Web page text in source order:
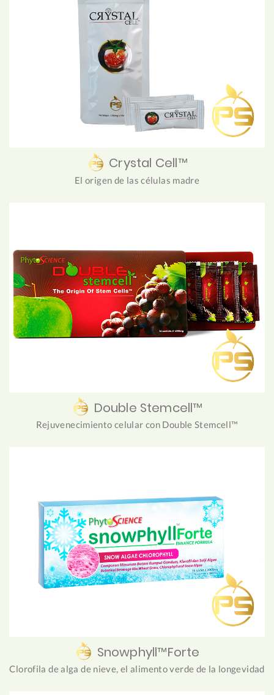
Crystal Cell™
El origen de las células madre
Double Stemcell™
Rejuvenecimiento celular con Double Stemcell™
Snowphyll™Forte
Clorofila de alga de nieve, el alimento verde de la longevidad